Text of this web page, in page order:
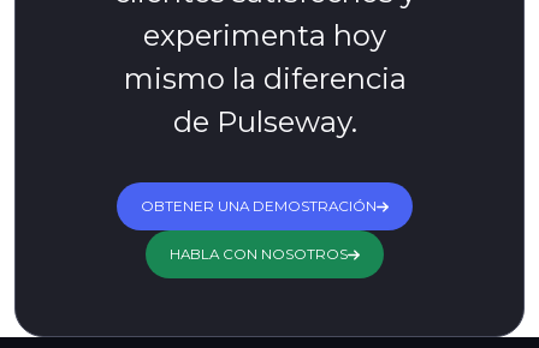
experimenta hoy
mismo la diferencia
de Pulseway.
OBTENER UNA DEMOSTRACIÓN
HABLA CON NOSOTROS